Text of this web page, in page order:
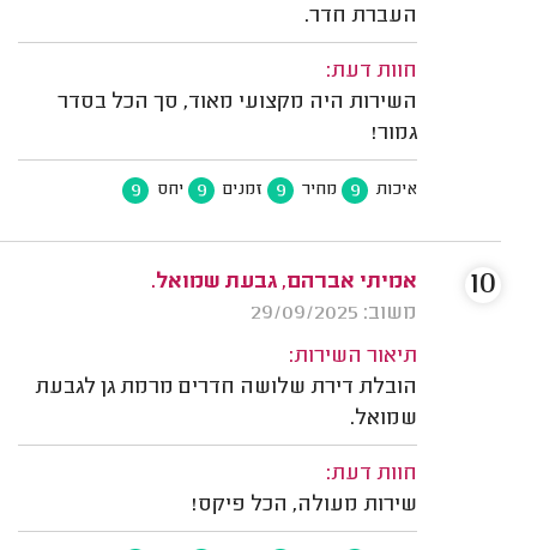
העברת חדר.
חוות דעת:
השירות היה מקצועי מאוד, סך הכל בסדר
גמור!
איכות 9 מחיר 9 זמנים 9 יחס 9
אמיתי אברהם, גבעת שמואל.
משוב: 29/09/2025
תיאור השירות:
הובלת דירת שלושה חדרים מרמת גן לגבעת
שמואל.
חוות דעת:
שירות מעולה, הכל פיקס!
10